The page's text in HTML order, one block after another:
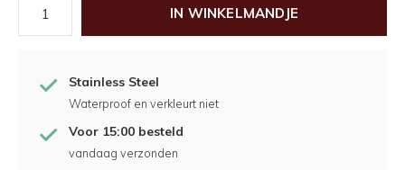
IN WINKELMANDJE
Stainless Steel
Waterproof en verkleurt niet
Voor 15:00 besteld
vandaag verzonden